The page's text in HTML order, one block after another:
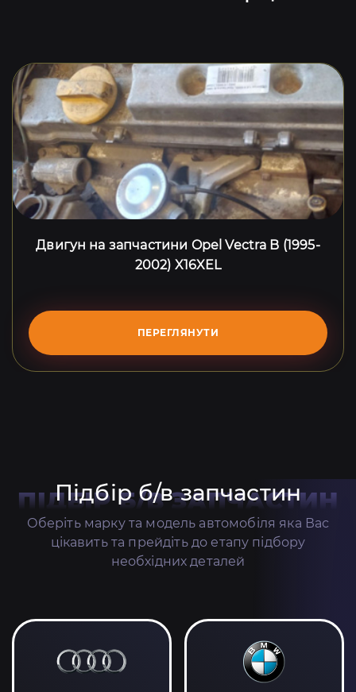
Двигун на запчастини Opel Vectra B (1995-
2002) X16XEL
ПЕРЕГЛЯНУТИ
Підбір б/в запчастин
ПІДБІР Б/В ЗАПЧАСТИН
Оберіть марку та модель автомобіля яка Вас
цікавить та прейдіть до етапу підбору
необхідних деталей